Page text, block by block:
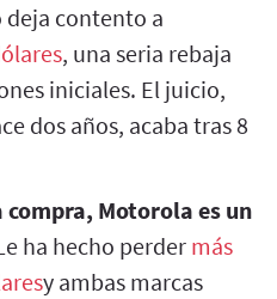
deja contento a
, una seria rebaja
iniciales. El juicio,
dos años, acaba tras 8
compra, Motorola es un
ha hecho perder más
y ambas marcas